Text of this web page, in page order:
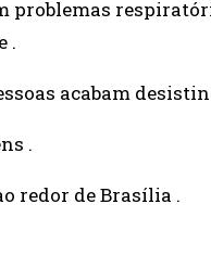
problemas
.
acabam
.
redor de Brasília .